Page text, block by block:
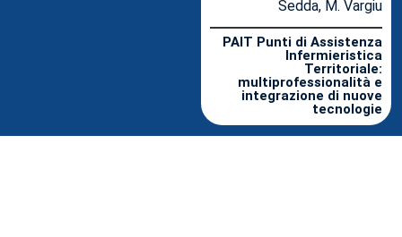
Sedda, M. Vargiu
PAIT Punti di Assistenza
Infermieristica
Territoriale:
multiprofessionalità e
integrazione di nuove
tecnologie